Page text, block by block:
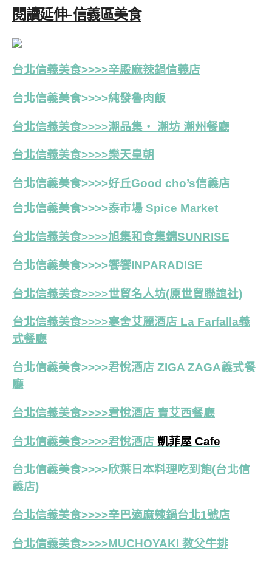
閱讀延伸-信義區美食
台北信義美食>>>>辛殿麻辣鍋信義店
台北信義美食>>>>純發魯肉飯
台北信義美食>>>>潮品集‧ 潮坊 潮州餐廳
台北信義美食>>>>樂天皇朝
台北信義美食>>>>好丘Good cho’s信義店
台北信義美食>>>>泰市場 Spice Market
台北信義美食>>>>旭集和食集錦SUNRISE
台北信義美食>>>>饗饗INPARADISE
台北信義美食>>>>世貿名人坊(原世貿聯誼社)
台北信義美食>>>>寒舍艾麗酒店 La Farfalla義
式餐廳
台北信義美食>>>>君悅酒店 ZIGA ZAGA義式餐
廳
台北信義美食>>>>君悅酒店 寶艾西餐廳
台北信義美食>>>>君悅酒店 凱菲屋 Cafe
台北信義美食>>>>欣葉日本料理吃到飽(台北信
義店)
台北信義美食>>>>辛巴適麻辣鍋台北1號店
台北信義美食>>>>MUCHOYAKI 教父牛排